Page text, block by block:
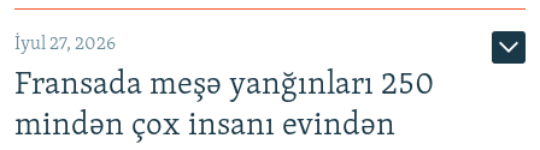
İyul 27, 2026
Fransada meşə yanğınları 250
mindən çox insanı evindən